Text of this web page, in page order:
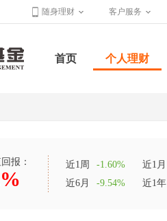
随身理财 客户服务
首页 个人理财
报： 近1周 -1.60% 近1月
近6月
-9.54% 近1年